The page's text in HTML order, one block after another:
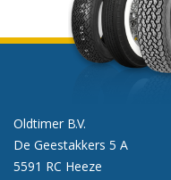
Oldtimer B.V.
De Geestakkers 5 A
5591 RC Heeze